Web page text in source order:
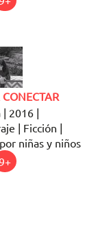
| 2016 |
| Ficción |
niñas y niños